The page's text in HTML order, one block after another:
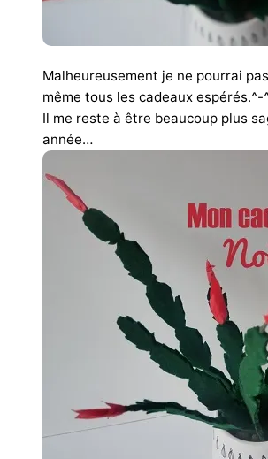
Malheureusement je ne pourrai
même tous les cadeaux espérés.^-
Il me reste à être beaucoup plus
année…